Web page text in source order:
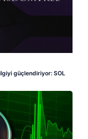
güçlendiriyor: SOL